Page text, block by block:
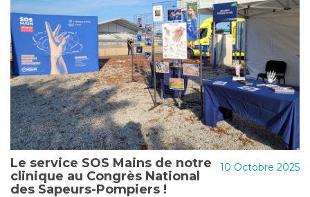
10 Octobre 2025
Le service SOS Mains de notre
clinique au Congrès National
des Sapeurs-Pompiers !